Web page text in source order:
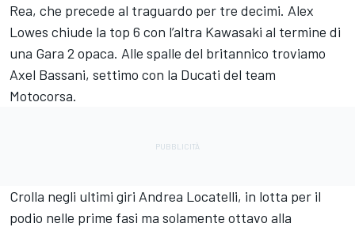
Rea, che precede al traguardo per tre decimi. Alex
Lowes chiude la top 6 con l’altra Kawasaki al termine di
una Gara 2 opaca. Alle spalle del britannico troviamo
Axel Bassani, settimo con la Ducati del team
Motocorsa.
Crolla negli ultimi giri Andrea Locatelli, in lotta per il
podio nelle prime fasi ma solamente ottavo alla